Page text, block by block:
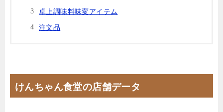
卓上調味料味変アイテム
注文品
けんちゃん食堂の店舗データ